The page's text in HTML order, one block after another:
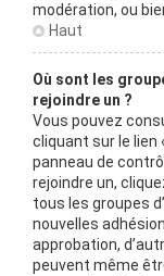
modération, ou
Haut
Où sont les
rejoindre un ?
Vous pouvez
cliquant sur le lien
panneau de
rejoindre un,
tous les groupes
nouvelles
approbation,
peuvent même